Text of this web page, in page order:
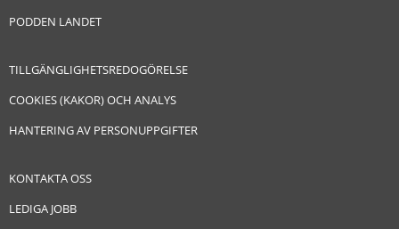
PODDEN LANDET
TILLGÄNGLIGHETSREDOGÖRELSE
COOKIES (KAKOR) OCH ANALYS
HANTERING AV PERSONUPPGIFTER
KONTAKTA OSS
LEDIGA JOBB